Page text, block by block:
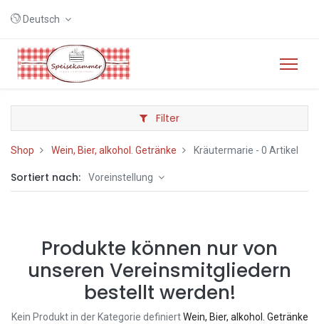
Deutsch
Filter
Shop Wein, Bier, alkohol. Getränke Kräutermarie - 0 Artikel
Sortiert nach: Voreinstellung
Produkte können nur von
unseren Vereinsmitgliedern
bestellt werden!
Kein Produkt in der Kategorie definiertWein, Bier, alkohol. Getränke